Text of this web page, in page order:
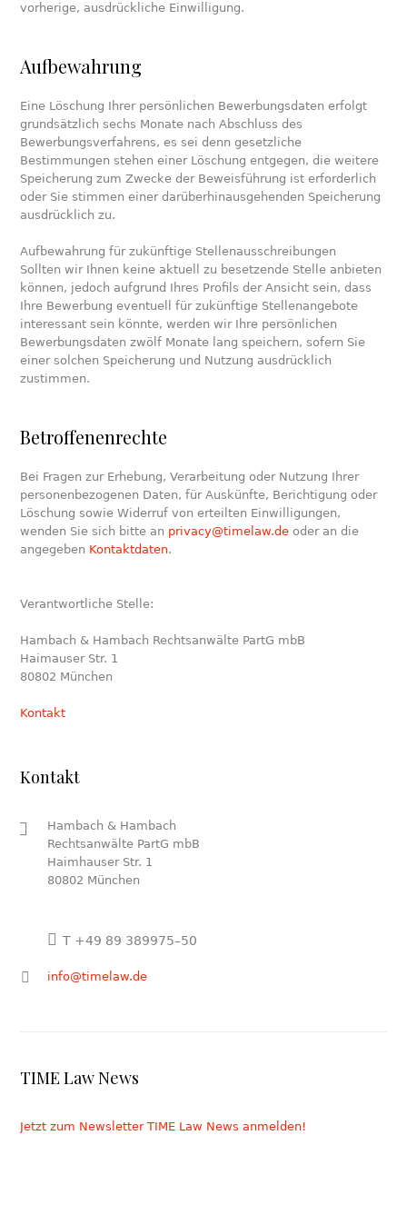
vorherige, ausdrückliche Einwilligung.
Aufbewahrung
Eine Löschung Ihrer persönlichen Bewerbungsdaten erfolgt
grundsätzlich sechs Monate nach Abschluss des
Bewerbungsverfahrens, es sei denn gesetzliche
Bestimmungen stehen einer Löschung entgegen, die weitere
Speicherung zum Zwecke der Beweisführung ist erforderlich
oder Sie stimmen einer darüberhinausgehenden Speicherung
ausdrücklich zu.
Aufbewahrung für zukünftige Stellenausschreibungen
Sollten wir Ihnen keine aktuell zu besetzende Stelle anbieten
können, jedoch aufgrund Ihres Profils der Ansicht sein, dass
Ihre Bewerbung eventuell für zukünftige Stellenangebote
interessant sein könnte, werden wir Ihre persönlichen
Bewerbungsdaten zwölf Monate lang speichern, sofern Sie
einer solchen Speicherung und Nutzung ausdrücklich
zustimmen.
Betroffenenrechte
Bei Fragen zur Erhebung, Verarbeitung oder Nutzung Ihrer
personenbezogenen Daten, für Auskünfte, Berichtigung oder
Löschung sowie Widerruf von erteilten Einwilligungen,
wenden Sie sich bitte an privacy@timelaw.de oder an die
angegeben Kontaktdaten.
Verantwortliche Stelle:
Hambach & Hambach Rechtsanwälte PartG mbB
Haimauser Str. 1
80802 München
Kontakt
Kontakt
Hambach & Hambach
Rechtsanwälte PartG mbB
Haimhauser Str. 1
80802 München
T +49 89 389975–50
info@timelaw.de
TIME Law News
Jetzt zum Newsletter TIME Law News anmelden!